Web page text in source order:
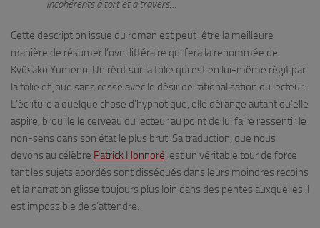
incohérents à tort et à travers…
Cette description issue du roman est peut-être la meilleure
manière de résumer l’ovni littéraire qui fera la renommée de
Kyûsako Yumeno. Un récit sur la folie qui est en lui-même régit par
la folie et joue sans cesse avec le désir de rationalisation du lecteur.
L’écriture a quelque chose d’hypnotique, elle dérange autant qu’elle
aspire, brouille le cerveau du lecteur au point de lui faire ressentir le
non-sens dans son état le plus brut. Sa traduction, que nous
devons au célèbre Patrick Honnoré, est un véritable tour de force
tant les sujets abordés sont disséqués dans leurs moindres recoins
et la narration glisse toujours plus loin dans des pentes auxquelles il
est impossible de s’attendre.